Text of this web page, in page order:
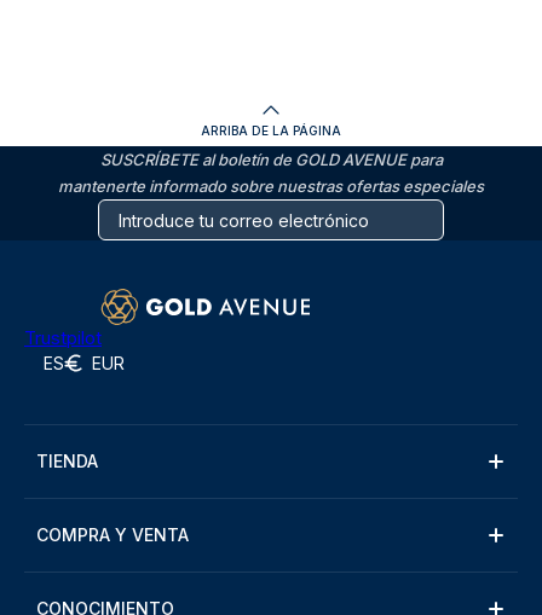
ARRIBA DE LA PÁGINA
SUSCRÍBETE al boletín de GOLD AVENUE para
mantenerte informado sobre nuestras ofertas especiales
Trustpilot
ES EUR
TIENDA
COMPRA Y VENTA
CONOCIMIENTO